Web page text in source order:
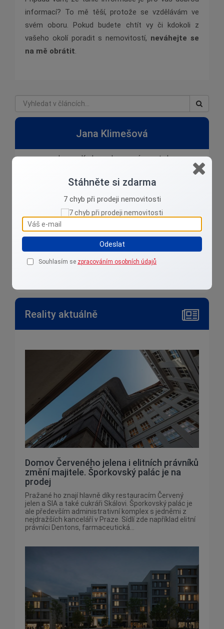
informací? To mě těší, protože se vzdělávám ve
svém oboru. Pokud budete chtít vy či kdokoli z
vašeho okolí poradit s nemovitostí, neváhejte se
na mě obrátit.
Jana Klimešová
Jsem z Karlovarska, vyznám se tu !
reality@janaklimesova.com
Reality aktuálně
Domov Červeného jelena i elitních právníků
změní majitele. Šporkovský palác je na
prodej
Pražané ho znají hlavně díky restauracím Červený
jelen a SIA a také cukráři Skálovi. Šporkovský palác je
ale především administrativní komplex s jedněmi z
nejdražších kanceláří v Praze. Sídlí zde například elitní
právníci Dentons, farmaceutická...
Stáhněte si zdarma
7 chyb při prodeji nemovitosti
Odeslat
Souhlasím se zpracováním osobních údajů